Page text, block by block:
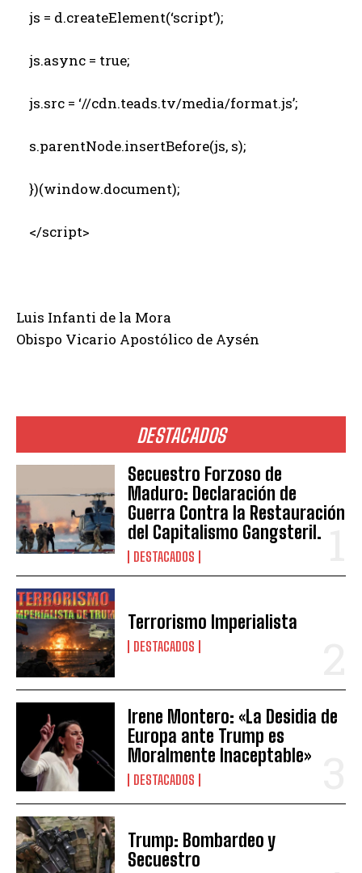
DESTACADOS
Secuestro Forzoso de
Maduro: Declaración de
Guerra Contra la Restauración
del Capitalismo Gangsteril.
DESTACADOS
Terrorismo Imperialista
DESTACADOS
Irene Montero: «La Desidia de
Europa ante Trump es
Moralmente Inaceptable»
DESTACADOS
Trump: Bombardeo y
Secuestro
js = d.createElement(‘script’);
js.async = true;
js.src = ‘//cdn.teads.tv/media/format.js’;
s.parentNode.insertBefore(js, s);
})(window.document);
</script>
Luis Infanti de la Mora
Obispo Vicario Apostólico de Aysén